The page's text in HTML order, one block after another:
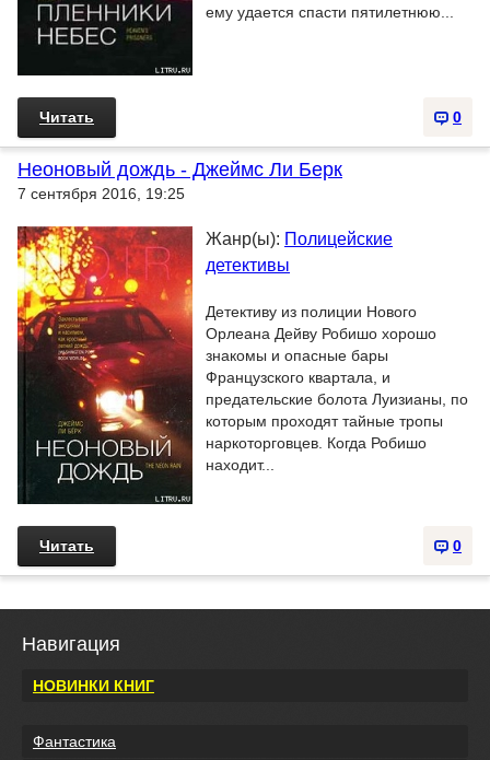
ему удается спасти пятилетнюю...
0
Читать
Неоновый дождь - Джеймс Ли Берк
7 сентября 2016, 19:25
Жанр(ы): Полицейские
детективы
Детективу из полиции Нового
Орлеана Дейву Робишо хорошо
знакомы и опасные бары
Французского квартала, и
предательские болота Луизианы, по
которым проходят тайные тропы
наркоторговцев. Когда Робишо
находит...
0
Читать
Навигация
НОВИНКИ КНИГ
Фантастика